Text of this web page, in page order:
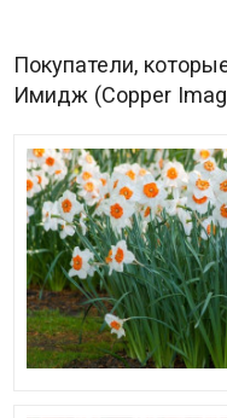
Покупатели,
Имидж (Copper